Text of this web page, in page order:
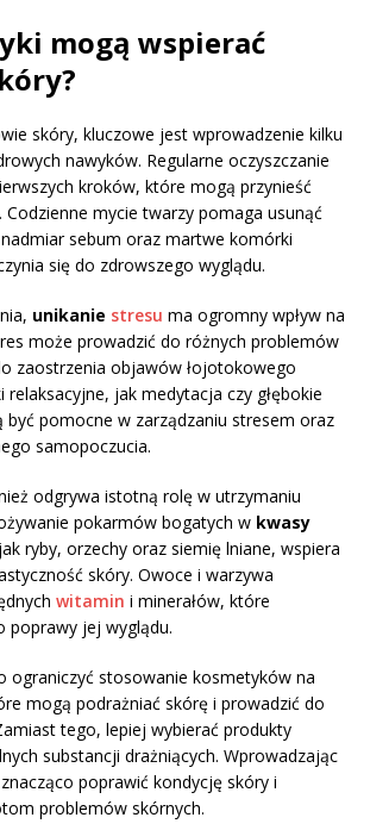
mogą wspierać
skóry, kluczowe jest wprowadzenie kilku
nawyków. Regularne oczyszczanie
kroków, które mogą przynieść
Codzienne mycie twarzy pomaga usunąć
sebum oraz martwe komórki
się do zdrowszego wyglądu.
unikanie stresu ma ogromny wpływ na
może prowadzić do różnych problemów
zaostrzenia objawów łojotokowego
relaksacyjne, jak medytacja czy głębokie
być pomocne w zarządzaniu stresem oraz
samopoczucia.
odgrywa istotną rolę w utrzymaniu
pokarmów bogatych w kwasy
ryby, orzechy oraz siemię lniane, wspiera
skóry. Owoce i warzywa
witamin i minerałów, które
poprawy jej wyglądu.
ograniczyć stosowanie kosmetyków na
mogą podrażniać skórę i prowadzić do
tego, lepiej wybierać produkty
substancji drażniących. Wprowadzając
poprawić kondycję skóry i
problemów skórnych.